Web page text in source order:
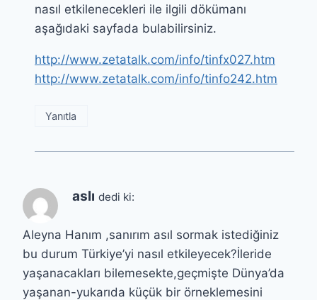
nasıl etkilenecekleri ile ilgili dökümanı
aşağıdaki sayfada bulabilirsiniz.
http://www.zetatalk.com/info/tinfx027.htm
http://www.zetatalk.com/info/tinfo242.htm
Yanıtla
aslı dedi ki:
Aleyna Hanım ,sanırım asıl sormak istediğiniz
bu durum Türkiye’yi nasıl etkileyecek?İleride
yaşanacakları bilemesekte,geçmişte Dünya’da
yaşanan-yukarıda küçük bir örneklemesini